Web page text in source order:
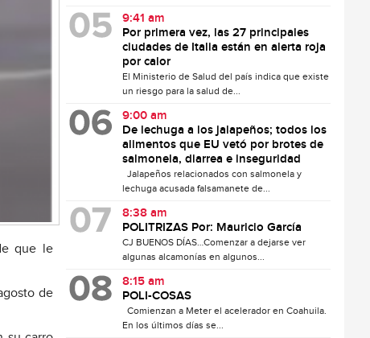
que le
de
9:41 am
Por primera vez, las 27 principales
ciudades de Italia están en alerta roja
por calor
El Ministerio de Salud del país indica que existe
un riesgo para la salud de...
9:00 am
De lechuga a los jalapeños; todos los
alimentos que EU vetó por brotes de
salmonela, diarrea e inseguridad
Jalapeños relacionados con salmonela y
lechuga acusada falsamanete de...
8:38 am
POLITRIZAS Por: Mauricio García
CJ BUENOS DÍAS…Comenzar a dejarse ver
algunas alcamonías en algunos...
8:15 am
POLI-COSAS
Comienzan a Meter el acelerador en Coahuila.
En los últimos días se...